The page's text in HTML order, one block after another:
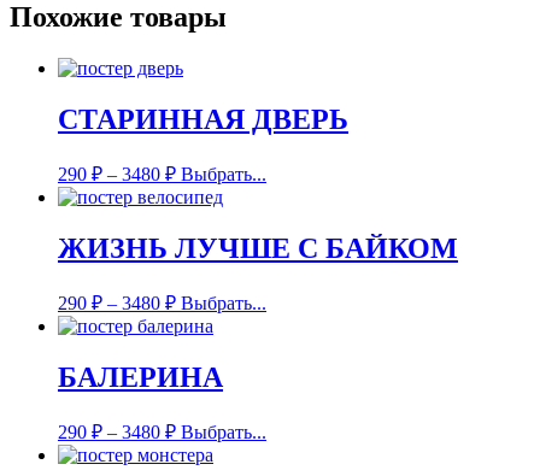
Похожие товары
СТАРИННАЯ ДВЕРЬ
290 ₽ – 3480 ₽ Выбрать...
ЖИЗНЬ ЛУЧШЕ С БАЙКОМ
290 ₽ – 3480 ₽ Выбрать...
БАЛЕРИНА
290 ₽ – 3480 ₽ Выбрать...